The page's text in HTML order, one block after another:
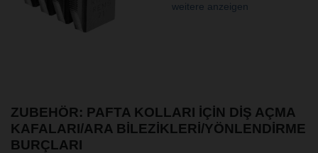
weitere anzeigen
ZUBEHÖR: PAFTA KOLLARI IÇIN DIŞ AÇMA
KAFALARI/ARA BILEZIKLERI/YÖNLENDIRME
BURÇLARI